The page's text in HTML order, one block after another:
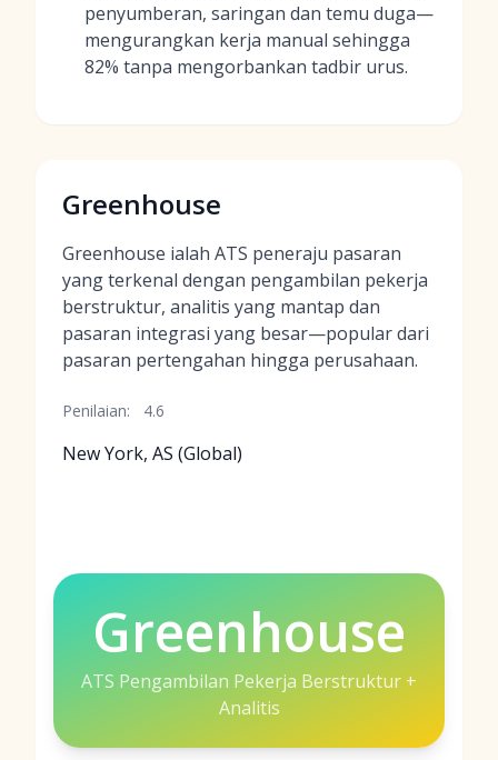
penyumberan, saringan dan temu duga—
mengurangkan kerja manual sehingga
82% tanpa mengorbankan tadbir urus.
Greenhouse
Greenhouse ialah ATS peneraju pasaran
yang terkenal dengan pengambilan pekerja
berstruktur, analitis yang mantap dan
pasaran integrasi yang besar—popular dari
pasaran pertengahan hingga perusahaan.
Penilaian: 4.6
New York, AS (Global)
Greenhouse
ATS Pengambilan Pekerja Berstruktur +
Analitis